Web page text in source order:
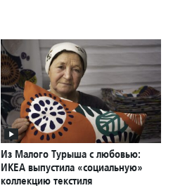
Из Малого Турыша с любовью:
ИКЕА выпустила «социальную»
коллекцию текстиля